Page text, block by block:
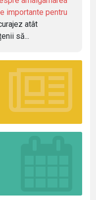
importante pentru
atât
să...